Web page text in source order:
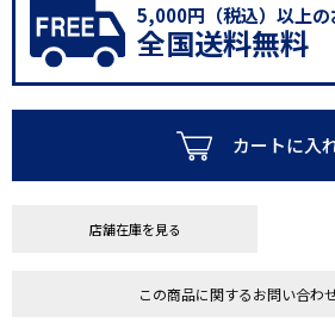
5,000円（税込）以上の
全国送料無料
カートに入
店舗在庫を見る
この商品に関するお問い合わ